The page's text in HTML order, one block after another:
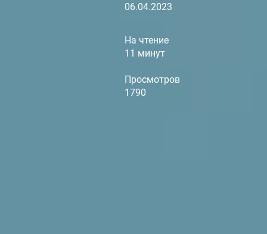
06.04.2023
На чтение
11 минут
Просмотров
1790